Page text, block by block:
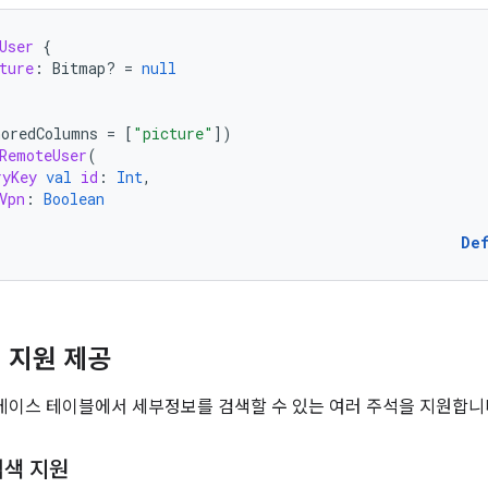
User {
: Bitmap? = null
= [ "picture" ] )
RemoteUser(
val id : Int,
: Boolean
지원 제공
스 테이블에서 세부정보를 검색할 수 있는 여러 주석을 지원합
지원